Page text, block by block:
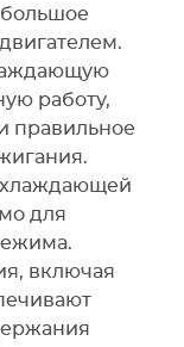
работу,
правильное
для
включая